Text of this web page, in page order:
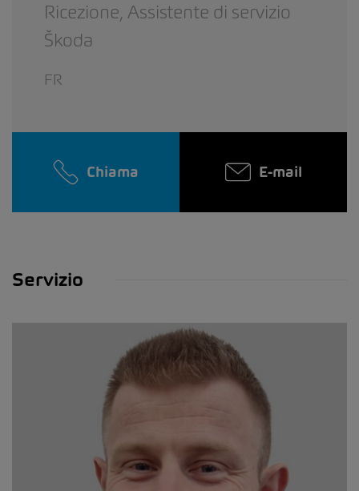
Ricezione, Assistente di servizio
Škoda
FR
Chiama E-mail
Servizio